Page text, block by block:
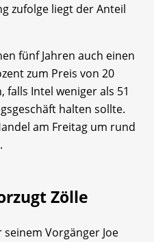
zufolge liegt der Anteil
fünf Jahren auch einen
zum Preis von 20
falls Intel weniger als 51
halten sollte.
am Freitag um rund
Zölle
Vorgänger Joe